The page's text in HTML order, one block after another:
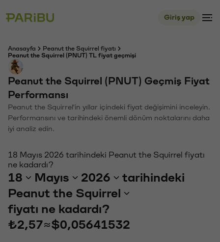
Giriş yap
Anasayfa
Peanut the Squirrel fiyatı
Peanut the Squirrel (PNUT) TL fiyat geçmişi
Peanut the Squirrel (PNUT) Geçmiş Fiyat
Performansı
Peanut the Squirrel'in yıllar içindeki fiyat değişimini inceleyin.
Performansını ve tarihindeki önemli dönüm noktalarını daha
iyi analiz edin.
18 Mayıs 2026 tarihindeki Peanut the Squirrel fiyatı
ne kadardı?
18 Mayıs 2026
tarihindeki
Peanut the Squirrel
fiyatı ne kadardı?
₺2,57≈$0,05641532